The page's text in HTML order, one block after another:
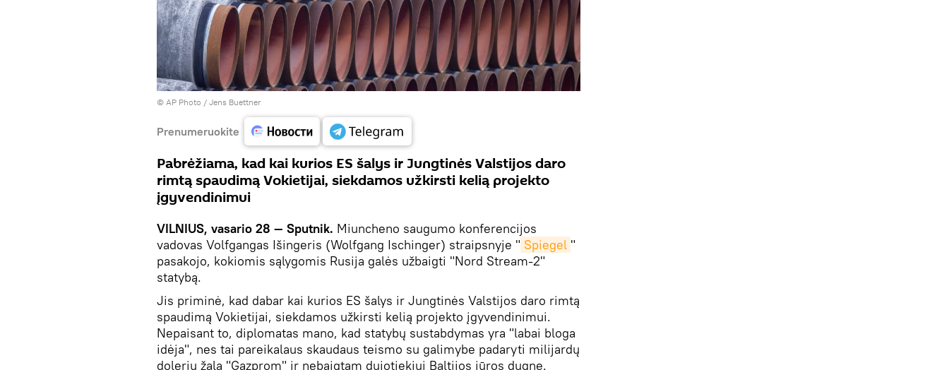
© AP Photo / Jens Buettner
Prenumeruokite
Pabrėžiama, kad kai kurios ES šalys ir Jungtinės Valstijos daro
rimtą spaudimą Vokietijai, siekdamos užkirsti kelią projekto
įgyvendinimui
VILNIUS, vasario 28 — Sputnik. Miuncheno saugumo konferencijos
vadovas Volfgangas Išingeris (Wolfgang Ischinger) straipsnyje " Spiegel "
pasakojo, kokiomis sąlygomis Rusija galės užbaigti "Nord Stream-2"
statybą.
Jis priminė, kad dabar kai kurios ES šalys ir Jungtinės Valstijos daro rimtą
spaudimą Vokietijai, siekdamos užkirsti kelią projekto įgyvendinimui.
Nepaisant to, diplomatas mano, kad statybų sustabdymas yra "labai bloga
idėja", nes tai pareikalaus skaudaus teismo su galimybe padaryti milijardų
dolerių žalą "Gazprom" ir nebaigtam dujotiekiui Baltijos jūros dugne.